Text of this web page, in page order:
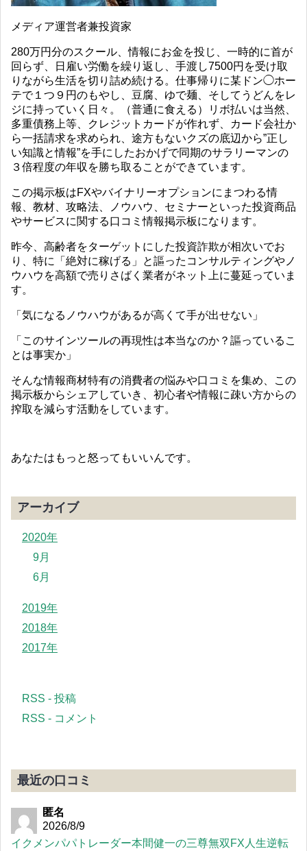
メディア運営者兼投資家
280万円分のスクール、情報にお金を投じ、一時的に首が
回らず、日雇い労働を繰り返し、手渡し7500円を受け取
りながら生活を切り詰め続ける。仕事帰りに某ドン◯ホー
テで１つ９円のもやし、豆腐、ゆで麺、そしてうどんをレ
ジに持っていく日々。（普通に食える）リボ払いは当然、
多重債務上等、クレジットカードが作れず、カード会社か
ら一括請求を求められ、途方もないクズの底辺から”正し
い知識と情報”を手にしたおかげで同期のサラリーマンの
３倍程度の年収を勝ち取ることができています。
この掲示板はFXやバイナリーオプションにまつわる情
報、教材、攻略法、ノウハウ、セミナーといった投資商品
やサービスに関する口コミ情報掲示板になります。
昨今、高齢者をターゲットにした投資詐欺が相次いでお
り、特に「絶対に稼げる」と謳ったコンサルティングやノ
ウハウを高額で売りさばく業者がネット上に蔓延っていま
す。
「気になるノウハウがあるが高くて手が出せない」
「このサインツールの再現性は本当なのか？謳っているこ
とは事実か」
そんな情報商材特有の消費者の悩みや口コミを集め、この
掲示板からシェアしていき、初心者や情報に疎い方からの
搾取を減らす活動をしています。
あなたはもっと怒ってもいいんです。
アーカイブ
2020年
9月
6月
2019年
2018年
2017年
RSS - 投稿
RSS - コメント
最近の口コミ
匿名
2026/8/9
イクメンパパトレーダー本間健一の三尊無双FX人生逆転